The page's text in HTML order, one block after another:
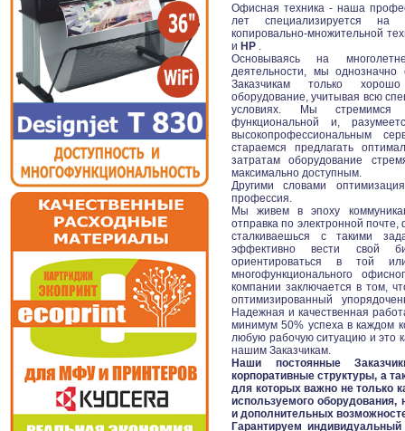
Офисная техника - наша
лет специализируется на
копировально-множительной
и HP
Основываясь на
деятельности, мы
Заказчикам только
оборудование, учитывая всю
условиях. Мы стремимся
функциональной и,
высокопрофессиональным
стараемся предлагать
затратам оборудование
максимально доступным.
Другими словами
профессия.
Мы живем в эпоху
отправка по электронной
сталкиваешься с такими
эффективно вести свой
ориентироваться в той
многофункционального
компании заключается в том,
оптимизированный
Надежная и качественная
минимум 50% успеха в каждом
любую рабочую ситуацию и это
нашим Заказчикам.
Наши постоянные
корпоративные структуры, а
для которых важно не только
используемого
и дополнительных
Гарантируем